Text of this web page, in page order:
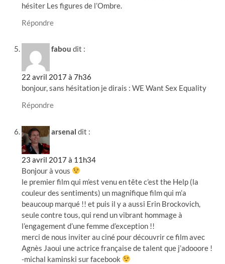
hésiter Les figures de l’Ombre.
Répondre
fabou dit :
22 avril 2017 à 7h36
bonjour, sans hésitation je dirais : WE Want Sex Equality
Répondre
arsenal dit :
23 avril 2017 à 11h34
Bonjour à vous
le premier film qui m’est venu en tête c’est the Help (la
couleur des sentiments) un magnifique film qui m’a
beaucoup marqué !! et puis il y a aussi Erin Brockovich,
seule contre tous, qui rend un vibrant hommage à
l’engagement d’une femme d’exception !!
merci de nous inviter au ciné pour découvrir ce film avec
Agnès Jaoui une actrice française de talent que j’adooore !
-michal kaminski sur facebook